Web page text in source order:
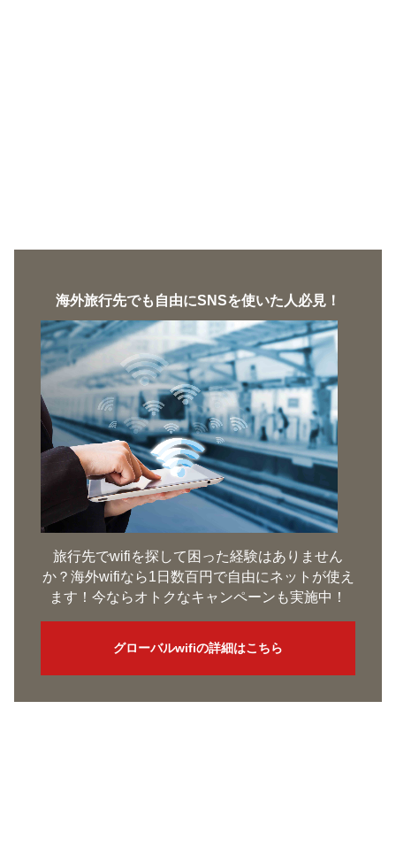
海外旅行先でも自由にSNSを使いた人必見！
旅行先でwifiを探して困った経験はありません
か？海外wifiなら1日数百円で自由にネットが使え
ます！今ならオトクなキャンペーンも実施中！
グローバルwifiの詳細はこちら